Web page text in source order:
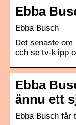
Ebba
Ebba Busch
Det senaste om
och se tv-klipp
Ebba
ännu ett
Ebba Busch får